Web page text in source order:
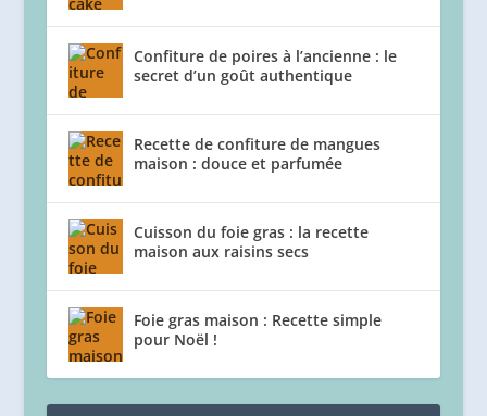
Confiture de poires à l’ancienne : le
secret d’un goût authentique
Recette de confiture de mangues
maison : douce et parfumée
Cuisson du foie gras : la recette
maison aux raisins secs
Foie gras maison : Recette simple
pour Noël !